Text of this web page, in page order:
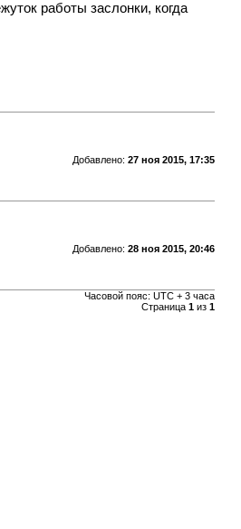
работы заслонки, когда
Добавлено: 27 ноя 2015, 17:35
Добавлено: 28 ноя 2015, 20:46
Часовой пояс: UTC + 3 часа
Страница 1из 1